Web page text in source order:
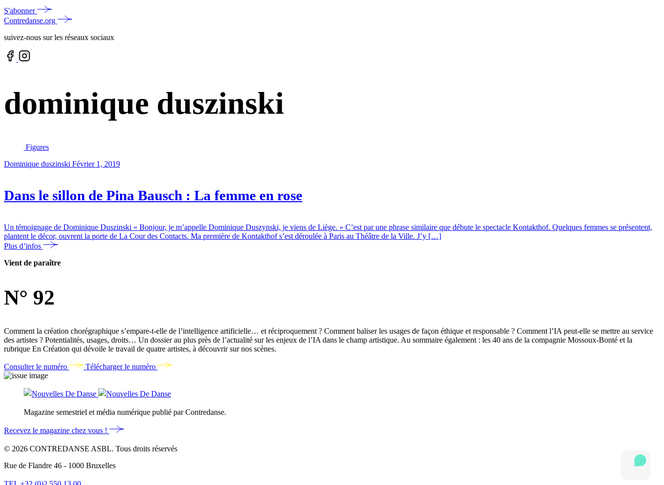
S'abonner
Contredanse.org
suivez-nous sur les réseaux sociaux
dominique duszinski
Figures
Dominique duszinski Février 1, 2019
Dans le sillon de Pina Bausch : La femme en rose
Un témoignage de Dominique Duszinski « Bonjour, je m’appelle Dominique Duszynski, je viens de Liège. » C’est par une phrase similaire que débute le spectacle Kontakthof. Quelques femmes se présentent,
plantent le décor, ouvrent la porte de La Cour des Contacts. Ma première de Kontakthof s’est déroulée à Paris au Théâtre de la Ville. J’y […]
Plus d’infos
Vient de paraître
N° 92
Comment la création chorégraphique s’empare-t-elle de l’intelligence artificielle… et réciproquement ? Comment baliser les usages de façon éthique et responsable ? Comment l’IA peut-elle se mettre au service
des artistes ? Potentialités, usages, droits… Un dossier au plus près de l’actualité sur les enjeux de l’IA dans le champ artistique. Au sommaire également : les 40 ans de la compagnie Mossoux-Bonté et la
rubrique En Création qui dévoile le travail de quatre artistes, à découvrir sur nos scènes.
Consulter le numéro Télécharger le numéro
Magazine semestriel et média numérique publié par Contredanse.
Recevez le magazine chez vous !
© 2026 CONTREDANSE ASBL. Tous droits réservés
Rue de Flandre 46 - 1000 Bruxelles